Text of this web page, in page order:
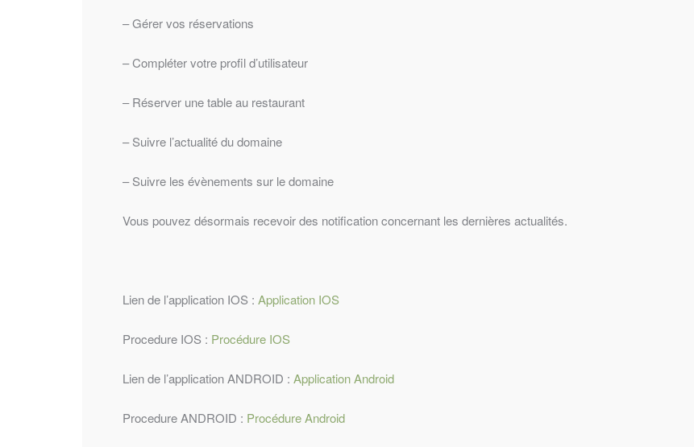
– Gérer vos réservations
– Compléter votre profil d’utilisateur
– Réserver une table au restaurant
– Suivre l’actualité du domaine
– Suivre les évènements sur le domaine
Vous pouvez désormais recevoir des notification concernant les dernières actualités.
Lien de l’application IOS : Application IOS
Procedure IOS : Procédure IOS
Lien de l’application ANDROID : Application Android
Procedure ANDROID : Procédure Android